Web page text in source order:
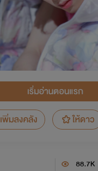
เริ่มอ่านตอนแรก
เพิ่มลงคลัง
ให้ดาว
88.7K